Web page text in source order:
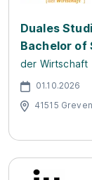
Duales
Bachelor of
der Wirtschaft
01.10.2026
41515